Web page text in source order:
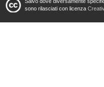
sono rilasciati con licenza